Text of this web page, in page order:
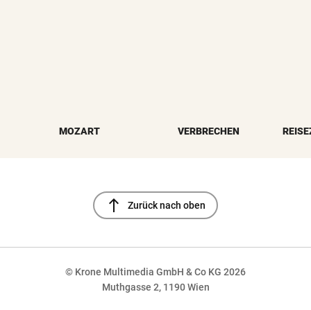
MOZART VERBRECHEN
north Zurück nach oben
© Krone Multimedia GmbH & Co KG 2026
Muthgasse 2, 1190 Wien